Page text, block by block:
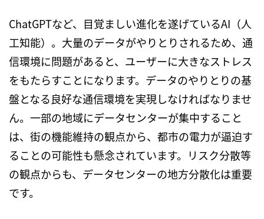
ChatGPTなど、目覚ましい進化を遂げているAI（人
工知能）。大量のデータがやりとりされるため、通
信環境に問題があると、ユーザーに大きなストレス
をもたらすことになります。データのやりとりの基
盤となる良好な通信環境を実現しなければなりませ
ん。一部の地域にデータセンターが集中すること
は、街の機能維持の観点から、都市の電力が逼迫す
ることの可能性も懸念されています。リスク分散等
の観点からも、データセンターの地方分散化は重要
です。